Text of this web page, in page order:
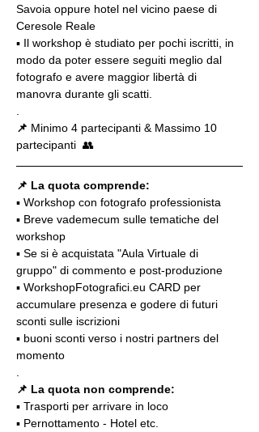
Savoia oppure hotel nel vicino paese di
Ceresole Reale
▪️ Il workshop è studiato per pochi iscritti, in
modo da poter essere seguiti meglio dal
fotografo e avere maggior libertà di
manovra durante gli scatti.
📌 Minimo 4 partecipanti & Massimo 10
partecipanti  👥
📌 La quota comprende:
▪️ Workshop con fotografo professionista
▪️ Breve vademecum sulle tematiche del
workshop
▪️ Se si è acquistata "Aula Virtuale di
gruppo" di commento e post-produzione
▪️ WorkshopFotografici.eu CARD per
accumulare presenza e godere di futuri
sconti sulle iscrizioni
▪️ buoni sconti verso i nostri partners del
momento
📌 La quota non comprende:
▪️ Trasporti per arrivare in loco
▪️ Pernottamento - Hotel etc.